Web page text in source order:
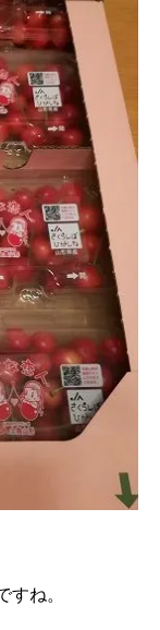
すね。